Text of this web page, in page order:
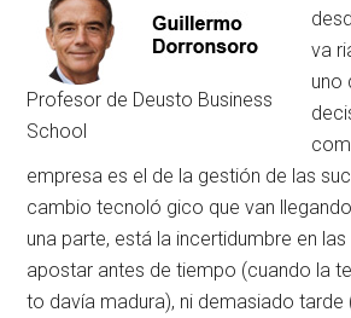
Profesor de Deusto Business
School
va­
uno
empresa es el de la gestión de las
cambio tecnoló­ gico que van
una parte, está la incertidumbre en
apostar antes de tiempo (cuando la
to­ davía madura), ni demasiado tarde